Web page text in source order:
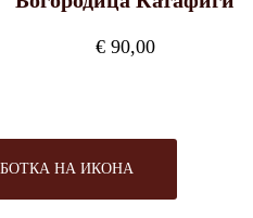
€90,00
НА ИКОНА